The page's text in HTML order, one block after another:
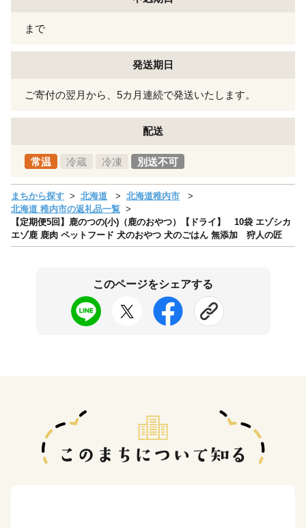
まで
発送期日
ご寄付の翌月から、5カ月連続で発送いたします。
配送
常温 冷蔵 冷凍 別送不可
まちから探す 北海道
北海道稚内市
北海道 稚内市の返礼品一覧
【定期便5回】鹿のつの(小)（鹿のおやつ）【ドライ】 10袋 エゾシカ
エゾ鹿 鹿肉 ペットフード 犬のおやつ 犬のごはん 無添加 狩人の匠
このページをシェアする